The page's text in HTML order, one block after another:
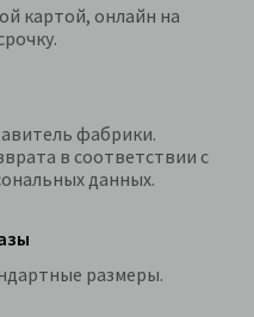
картой, онлайн на
фабрики.
в соответствии с
данных.
размеры.